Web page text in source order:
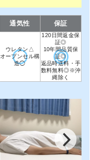
通気性 保証
ウレタン△
オープンセル構
造◯
120日間返金保
証◎
10年間品質保
証◎
返品時送料・手
数料無料◎※沖
縄除く